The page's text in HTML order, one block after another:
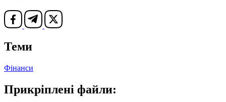
Теми
Фінанси
Прикріплені файли: